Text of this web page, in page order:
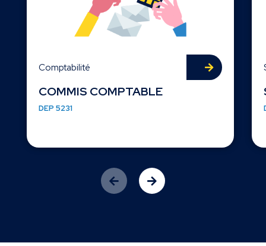
Comptabilité
COMMIS COMPTABLE
DEP 5231